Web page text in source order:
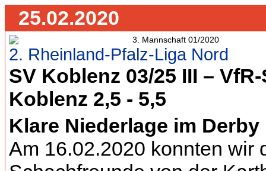
25.02.2020
2. Rheinland-Pfalz-Liga Nord
SV Koblenz 03/25 III – VfR-
Koblenz 2,5 - 5,5
Klare Niederlage im Derby
Am 16.02.2020 konnten wir